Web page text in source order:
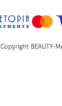
BEAUTY-